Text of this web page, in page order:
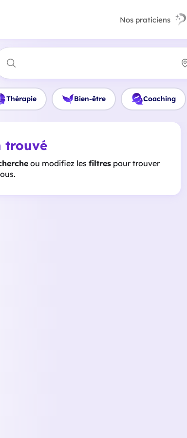
Nos praticiens
Thérapie Bien-être Coaching
trouvé
ou modifiez les filtres pour trouver